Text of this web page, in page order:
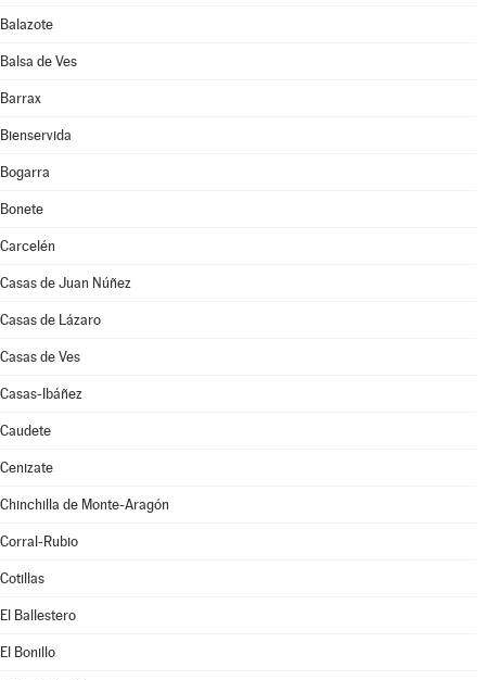
Balazote
Balsa de Ves
Barrax
Bienservida
Bogarra
Bonete
Carcelén
Casas de Juan Núñez
Casas de Lázaro
Casas de Ves
Casas-Ibáñez
Caudete
Cenizate
Chinchilla de Monte-Aragón
Corral-Rubio
Cotillas
El Ballestero
El Bonillo